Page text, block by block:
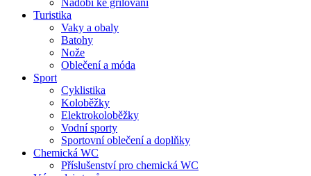
Turistika
Vaky a obaly
Batohy
Nože
Oblečení a móda
Sport
Cyklistika
Koloběžky
Elektrokoloběžky
Vodní sporty
Sportovní oblečení a doplňky
Chemická WC
Příslušenství pro chemická WC